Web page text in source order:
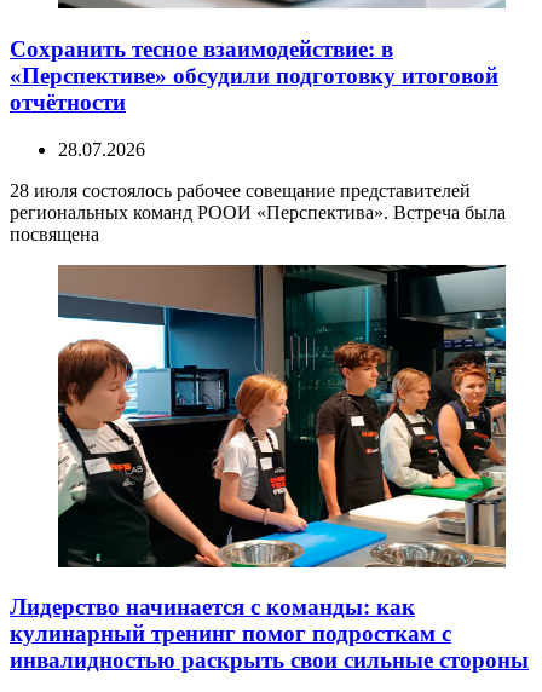
Сохранить тесное взаимодействие: в
«Перспективе» обсудили подготовку итоговой
отчётности
28.07.2026
28 июля состоялось рабочее совещание представителей
региональных команд РООИ «Перспектива». Встреча была
посвящена
Лидерство начинается с команды: как
кулинарный тренинг помог подросткам с
инвалидностью раскрыть свои сильные стороны